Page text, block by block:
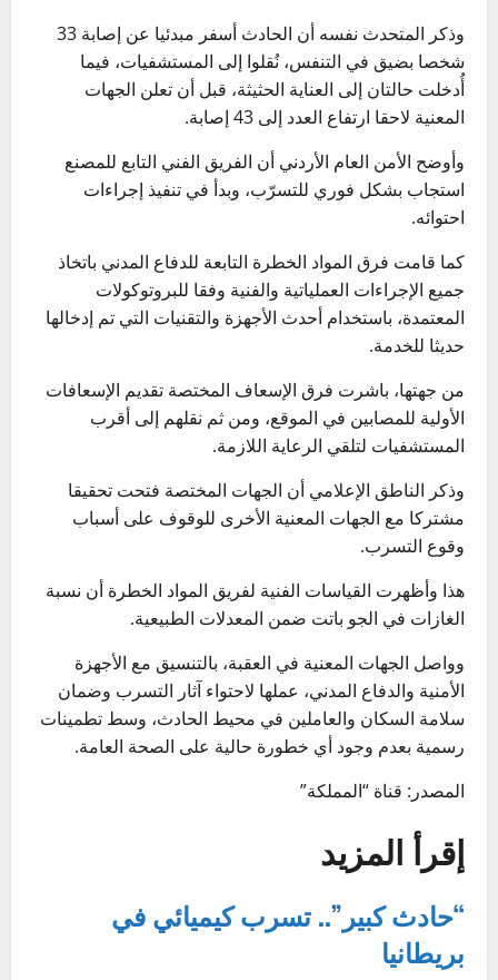
وذكر المتحدث نفسه أن الحادث أسفر مبدئيا عن إصابة 33
شخصا بضيق في التنفس، نُقلوا إلى المستشفيات، فيما
أُدخلت حالتان إلى العناية الحثيثة، قبل أن تعلن الجهات
المعنية لاحقا ارتفاع العدد إلى 43 إصابة.
وأوضح الأمن العام الأردني أن الفريق الفني التابع للمصنع
استجاب بشكل فوري للتسرّب، وبدأ في تنفيذ إجراءات
احتوائه.
كما قامت فرق المواد الخطرة التابعة للدفاع المدني باتخاذ
جميع الإجراءات العملياتية والفنية وفقا للبروتوكولات
المعتمدة، باستخدام أحدث الأجهزة والتقنيات التي تم إدخالها
حديثا للخدمة.
من جهتها، باشرت فرق الإسعاف المختصة تقديم الإسعافات
الأولية للمصابين في الموقع، ومن ثم نقلهم إلى أقرب
المستشفيات لتلقي الرعاية اللازمة.
وذكر الناطق الإعلامي أن الجهات المختصة فتحت تحقيقا
مشتركا مع الجهات المعنية الأخرى للوقوف على أسباب
وقوع التسرب.
هذا وأظهرت القياسات الفنية لفريق المواد الخطرة أن نسبة
الغازات في الجو باتت ضمن المعدلات الطبيعية.
وواصل الجهات المعنية في العقبة، بالتنسيق مع الأجهزة
الأمنية والدفاع المدني، عملها لاحتواء آثار التسرب وضمان
سلامة السكان والعاملين في محيط الحادث، وسط تطمينات
رسمية بعدم وجود أي خطورة حالية على الصحة العامة.
المصدر: قناة “المملكة”
إقرأ المزيد
“حادث كبير”.. تسرب كيميائي في
بريطانيا